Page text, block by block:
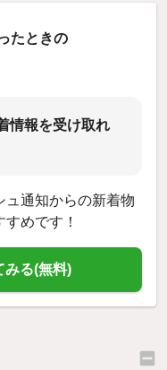
たときの
情報を受け取れ
ュ通知からの新着物
めです！
みる(無料)